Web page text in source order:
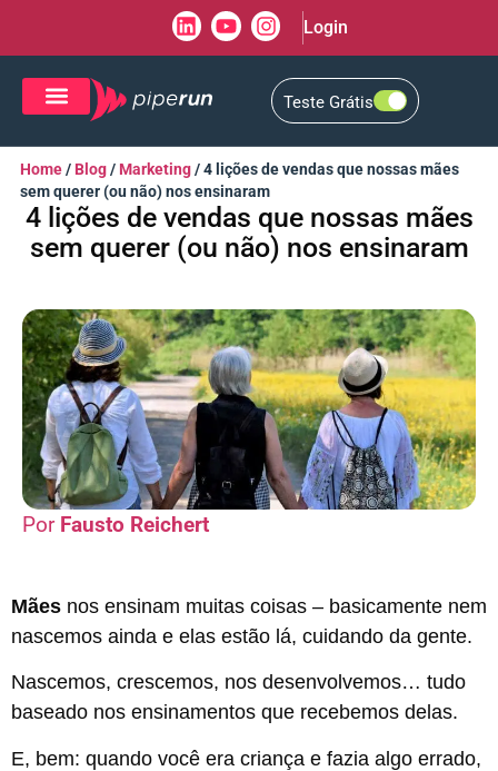
Login
Teste Grátis
Home/ Blog/ Marketing/4 lições de vendas que nossas mães
sem querer (ou não) nos ensinaram
4 lições de vendas que nossas mães
sem querer (ou não) nos ensinaram
Fausto Reichert
Mães nos ensinam muitas coisas – basicamente nem
nascemos ainda e elas estão lá, cuidando da gente.
Nascemos, crescemos, nos desenvolvemos… tudo
baseado nos ensinamentos que recebemos delas.
E, bem: quando você era criança e fazia algo errado,